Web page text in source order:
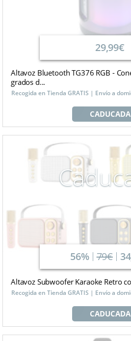
29,99€
Altavoz Bluetooth TG376 RGB -
grados d...
Recogida en Tienda GRATIS | Envío a
CADUCADA
56% 79€
Altavoz Subwoofer Karaoke Retro
Recogida en Tienda GRATIS | Envío a
CADUCADA